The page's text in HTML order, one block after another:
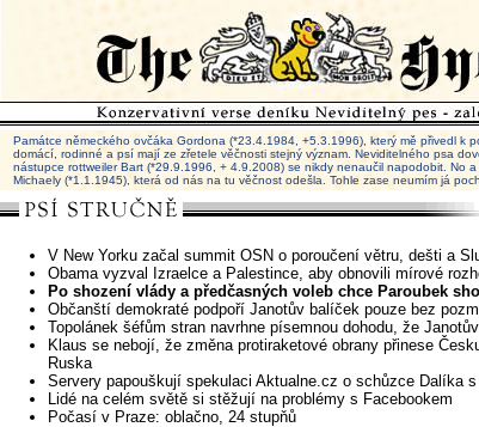
Památce německého ovčáka Gordona (*23.4.1984, +5.3.1996), který mě přivedl k
domácí, rodinné a psí mají ze zřetele věčnosti stejný význam. Neviditelného psa
nástupce rottweiler Bart (*29.9.1996, + 4.9.2008) se nikdy nenaučil napodobit. No
Michaely (*1.1.1945), která od nás na tu věčnost odešla. Tohle zase neumím já
V New Yorku začal summit OSN o poroučení větru, dešti a
Obama vyzval Izraelce a Palestince, aby obnovili mírové
Po shození vlády a předčasných voleb chce Paroubek
Občanští demokraté podpoří Janotův balíček pouze bez
Topolánek šéfům stran navrhne písemnou dohodu, že
Klaus se nebojí, že změna protiraketové obrany přinese
Ruska
Servery papouškují spekulaci Aktualne.cz o schůzce Dalíka
Lidé na celém světě si stěžují na problémy s Facebookem
Počasí v Praze: oblačno, 24 stupňů